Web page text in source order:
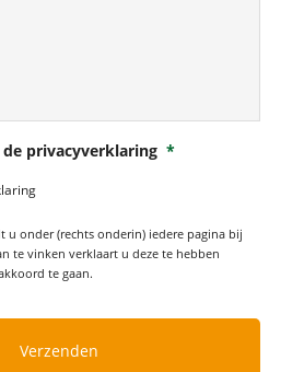
privacyverklaring *
u onder (rechts onderin) iedere pagina bij
te vinken verklaart u deze te hebben
te gaan.